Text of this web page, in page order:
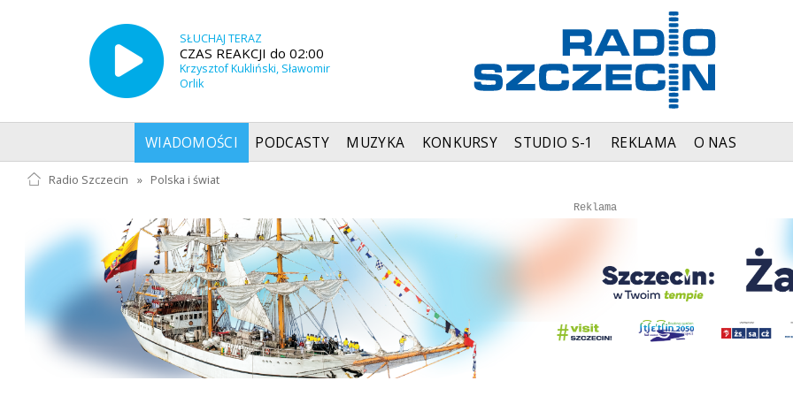
SŁUCHAJ TERAZ
CZAS REAKCJI do 02:00
Krzysztof Kukliński, Sławomir
Orlik
WIADOMOŚCI PODCASTY MUZYKA KONKURSY STUDIO S-1 REKLAMA O NAS
Radio Szczecin » Polska i świat
Reklama
Autopromocja
Autopromocja